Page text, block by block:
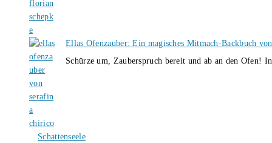
Ellas Ofenzauber: Ein magisches Mitmach-Backbuch
Schürze um, Zauberspruch bereit und ab an den Ofen!
Schattenseele